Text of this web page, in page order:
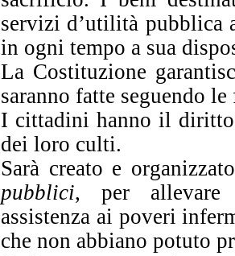
servizi d’utilità pubblica
in ogni tempo a sua
La Costituzione
saranno fatte seguendo
I cittadini hanno il
dei loro culti.
Sarà creato e
pubblici, per allevare
assistenza ai poveri
che non abbiano potuto